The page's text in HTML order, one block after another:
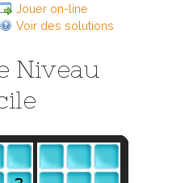
Jouer on-line
Voir des solutions
Niveau